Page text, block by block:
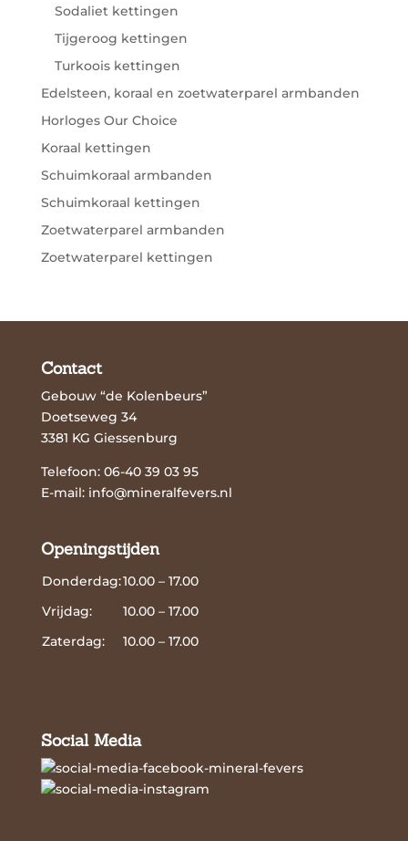
Sodaliet kettingen
Tijgeroog kettingen
Turkoois kettingen
Edelsteen, koraal en zoetwaterparel armbanden
Horloges Our Choice
Koraal kettingen
Schuimkoraal armbanden
Schuimkoraal kettingen
Zoetwaterparel armbanden
Zoetwaterparel kettingen
Contact
Gebouw “de Kolenbeurs”
Doetseweg 34
3381 KG Giessenburg
Telefoon: 06-40 39 03 95
E-mail: info@mineralfevers.nl
Openingstijden
Donderdag:10.00 – 17.00
Vrijdag:
10.00 – 17.00
Zaterdag:
10.00 – 17.00
Social Media